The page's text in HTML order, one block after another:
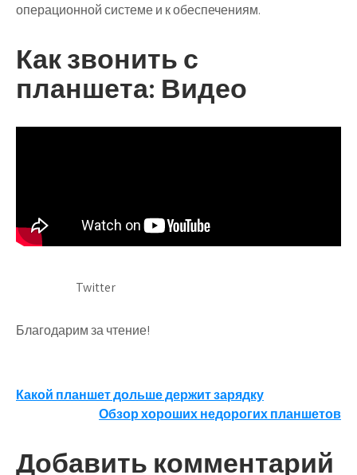
операционной системе и к обеспечениям.
Как звонить с
планшета: Видео
Twitter
Благодарим за чтение!
Навигация
записям
Какой планшет дольше держит зарядку
Обзор хороших недорогих планшетов
Добавить комментарий